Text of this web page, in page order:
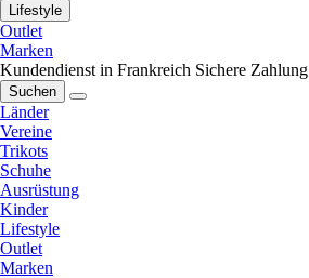
Lifestyle
Outlet
Marken
Kundendienst in Frankreich Sichere Zahlung
Suchen
Länder
Vereine
Trikots
Schuhe
Ausrüstung
Kinder
Lifestyle
Outlet
Marken